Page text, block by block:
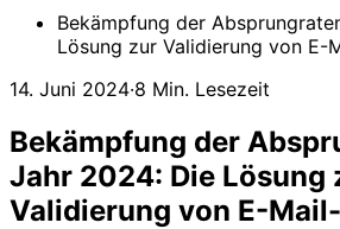
Bekämpfung der
Lösung zur Validierung von E-
14. Juni 2024·8 Min. Lesezeit
Bekämpfung der
Jahr 2024: Die Lösung
Validierung von E-